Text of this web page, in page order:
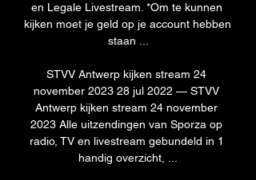
en Legale Livestream. *Om te kunnen
kijken moet je geld op je account hebben
staan ...
STVV Antwerp kijken stream 24
november 2023 28 jul 2022 — STVV
Antwerp kijken stream 24 november
2023 Alle uitzendingen van Sporza op
radio, TV en livestream gebundeld in 1
handig overzicht, ...